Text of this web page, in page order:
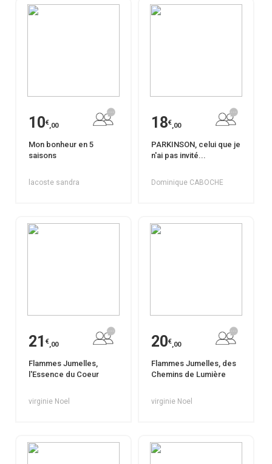
10€,00
Mon bonheur en 5
saisons
lacoste sandra
18€,00
PARKINSON, celui que je
n'ai pas invité...
Dominique CABOCHE
21 €,00
Flammes Jumelles,
l'Essence du Coeur
virginie Noel
20€,00
Flammes Jumelles, des
Chemins de Lumière
virginie Noel